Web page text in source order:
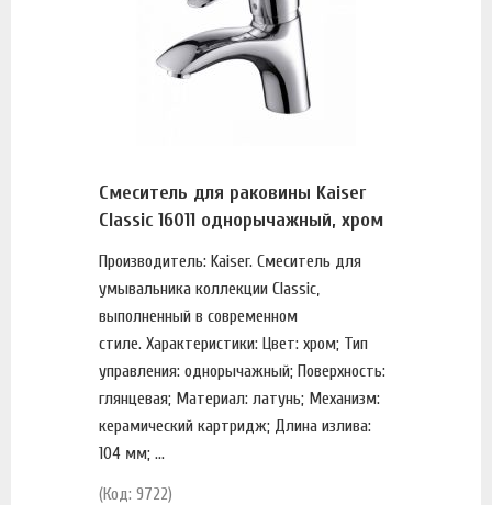
Смеситель для раковины Kaiser
Classic 16011 однорычажный, хром
Производитель: Kaiser. Смеситель для
умывальника коллекции Classic,
выполненный в современном
стиле. Характеристики: Цвет: хром; Тип
управления: однорычажный; Поверхность:
глянцевая; Материал: латунь; Механизм:
керамический картридж; Длина излива:
104 мм; ...
(Код: 9722)